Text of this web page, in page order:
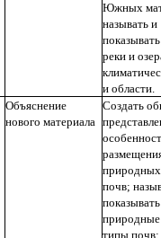
Южных
называть и
реки и
и области.
Объяснение
нового материала
Создать
почв;
показывать
типы почв;